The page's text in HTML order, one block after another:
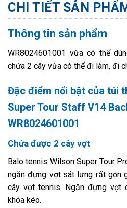
CHI TIẾT SẢN
Thông tin sản phẩm
WR8024601001 vừa có thể
chứa 2 cây vừa có thể đi làm, đi
Đặc điểm nổi bật của túi
Super Tour Staff V14
WR8024601001
Chứa được 2 cây vợt
Balo tennis Wilson Super Tour
ngăn đựng vợt sát lưng rất gọn
cây vợt tennis. Ngăn đựng vợt
khóa kéo.